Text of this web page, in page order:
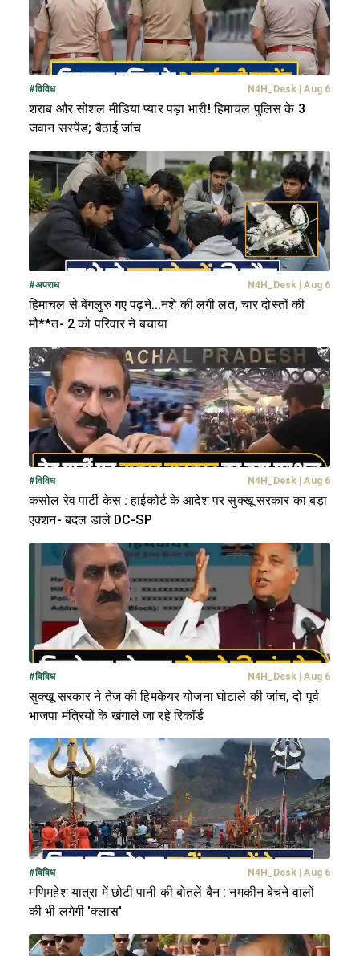
#विविध N4H_Desk | Aug 6
शराब और सोशल मीडिया प्यार पड़ा भारी! हिमाचल पुलिस के 3
जवान सस्पेंड; बैठाई जांच
#अपराध N4H_Desk | Aug 6
हिमाचल से बेंगलुरु गए पढ़ने...नशे की लगी लत, चार दोस्तों की
मौ**त- 2 को परिवार ने बचाया
#विविध N4H_Desk | Aug 6
कसोल रेव पार्टी केस : हाईकोर्ट के आदेश पर सुक्खू सरकार का बड़ा
एक्शन- बदल डाले DC-SP
#विविध N4H_Desk | Aug 6
सुक्खू सरकार ने तेज की हिमकेयर योजना घोटाले की जांच, दो पूर्व
भाजपा मंत्रियों के खंगाले जा रहे रिकॉर्ड
#विविध N4H_Desk | Aug 6
मणिमहेश यात्रा में छोटी पानी की बोतलें बैन : नमकीन बेचने वालों
की भी लगेगी 'क्लास'